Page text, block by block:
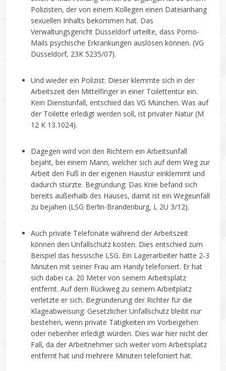
Polizisten, der von einem Kollegen einen Dateianhang
sexuellen Inhalts bekommen hat. Das
Verwaltungsgericht Düsseldorf urteilte, dass Porno-
Mails psychische Erkrankungen auslösen können. (VG
Düsseldorf, 23K 5235/07).
Und wieder ein Polizist: Dieser klemmte sich in der
Arbeitszeit den Mittelfinger in einer Toilettentür ein.
Kein Dienstunfall, entschied das VG München. Was auf
der Toilette erledigt werden soll, ist privater Natur (M
12 K 13.1024).
Dagegen wird von den Richtern ein Arbeitsunfall
bejaht, bei einem Mann, welcher sich auf dem Weg zur
Arbeit den Fuß in der eigenen Haustür einklemmt und
dadurch stürzte. Begründung: Das Knie befand sich
bereits außerhalb des Hauses, damit ist ein Wegeunfall
zu bejahen (LSG Berlin-Brandenburg, L 2U 3/12).
Auch private Telefonate während der Arbeitszeit
können den Unfallschutz kosten. Dies entschied zum
Beispiel das hessische LSG. Ein Lagerarbeiter hatte 2-3
Minuten mit seiner Frau am Handy telefoniert. Er hat
sich dabei ca. 20 Meter von seinem Arbeitsplatz
entfernt. Auf dem Rückweg zu seinem Arbeitplatz
verletzte er sich. Begründerung der Richter für die
Klageabweisung: Gesetzlicher Unfallschutz bleibt nur
bestehen, wenn private Tätigkeiten im Vorbeigehen
oder nebenher erledigt würden. Dies war hier nicht der
Fall, da der Arbeitnehmer sich weiter vom Arbeitsplatz
entfernt hat und mehrere Minuten telefoniert hat.